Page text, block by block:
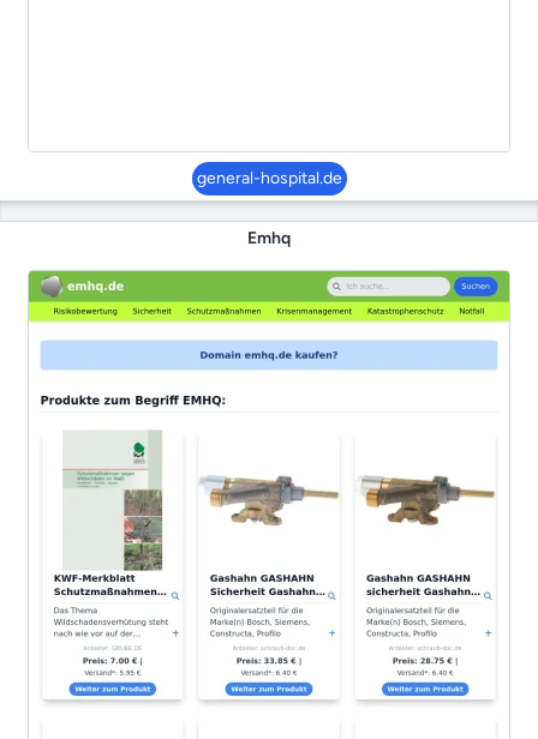
general-hospital.de
Emhq